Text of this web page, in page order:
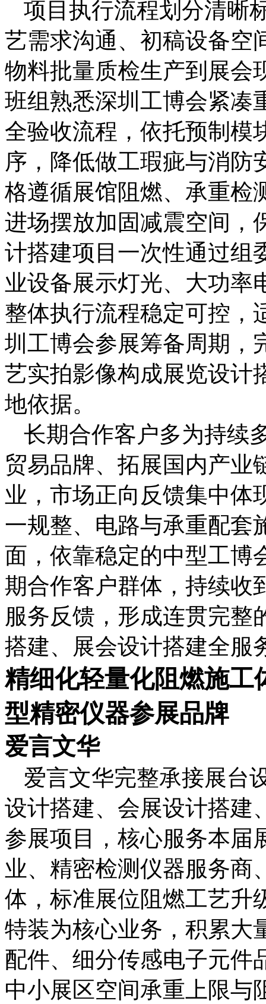
项目执行流程划分清晰
艺需求沟通、初稿设备空
物料批量质检生产到展会
班组熟悉深圳工博会紧凑
全验收流程，依托预制模
序，降低做工瑕疵与消防
格遵循展馆阻燃、承重检
进场摆放加固减震空间，
计搭建项目一次性通过组
业设备展示灯光、大功率
整体执行流程稳定可控，
圳工博会参展筹备周期，
艺实拍影像构成展览设计
地依据。
长期合作客户多为持续
贸易品牌、拓展国内产业
业，市场正向反馈集中体
一规整、电路与承重配套
面，依靠稳定的中型工博
期合作客户群体，持续收
服务反馈，形成连贯完整
搭建、展会设计搭建全服
精细化轻量化阻燃施工
型精密仪器参展品牌
爱言文华
爱言文华完整承接展台
设计搭建、会展设计搭建
参展项目，核心服务本届
业、精密检测仪器服务商
体，标准展位阻燃工艺升
特装为核心业务，积累大
配件、细分传感电子元件
中小展区空间承重上限与